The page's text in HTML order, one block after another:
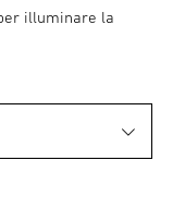
illuminare la